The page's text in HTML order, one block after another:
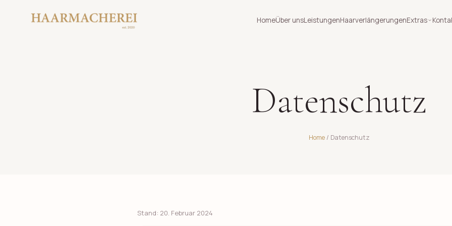
HomeÜber unsLeistungenHaarverlängerungenExtras
Datenschutz
Home/ Datenschutz
Stand: 20. Februar 2024